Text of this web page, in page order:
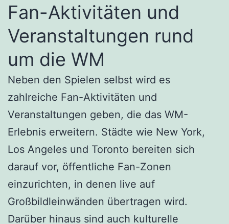
Fan-Aktivitäten und
Veranstaltungen rund
um die WM
Neben den Spielen selbst wird es
zahlreiche Fan-Aktivitäten und
Veranstaltungen geben, die das WM-
Erlebnis erweitern. Städte wie New York,
Los Angeles und Toronto bereiten sich
darauf vor, öffentliche Fan-Zonen
einzurichten, in denen live auf
Großbildleinwänden übertragen wird.
Darüber hinaus sind auch kulturelle